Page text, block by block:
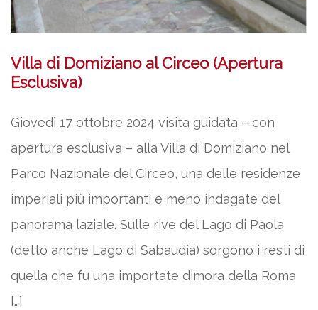
Villa di Domiziano al Circeo (Apertura
Esclusiva)
Giovedì 17 ottobre 2024 visita guidata – con
apertura esclusiva – alla Villa di Domiziano nel
Parco Nazionale del Circeo, una delle residenze
imperiali più importanti e meno indagate del
panorama laziale. Sulle rive del Lago di Paola
(detto anche Lago di Sabaudia) sorgono i resti di
quella che fu una importate dimora della Roma
[…]